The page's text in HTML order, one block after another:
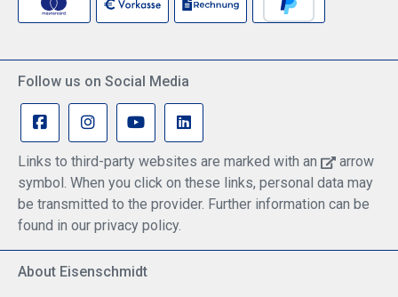
Follow us on Social Media
Links to third-party websites are marked with an
arrow
symbol. When you click on these links, personal data may
be transmitted to the provider. Further information can be
found in our privacy policy.
About Eisenschmidt